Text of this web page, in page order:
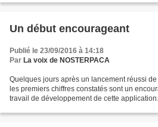
Un début encourageant
Publié le 23/09/2016 à 14:18
Par La voix de NOSTERPACA
Quelques jours après un lancement réussi
les premiers chiffres constatés sont un
travail de développement de cette